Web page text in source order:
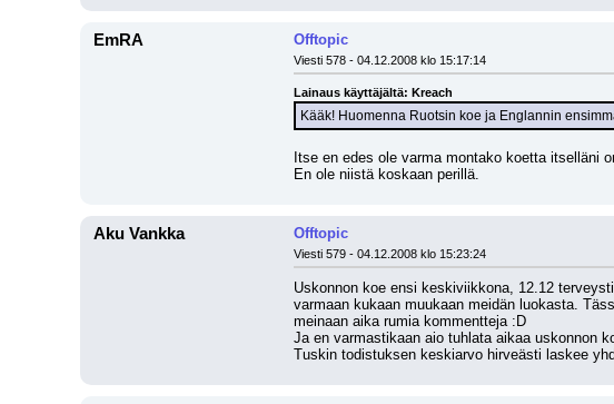
EmRA Offtopic
Viesti 578 - 04.12.2008 klo 15:17:14
Lainaus käyttäjältä: Kreach
Kääk! Huomenna Ruotsin koe ja Englannin
Itse en edes ole varma montako koetta itselläni
En ole niistä koskaan perillä.
Aku Vankka Offtopic
Viesti 579 - 04.12.2008 klo 15:23:24
Uskonnon koe ensi keskiviikkona, 12.12
varmaan kukaan muukaan meidän luokasta.
meinaan aika rumia kommentteja :D
Ja en varmastikaan aio tuhlata aikaa uskonnon
Tuskin todistuksen keskiarvo hirveästi laskee